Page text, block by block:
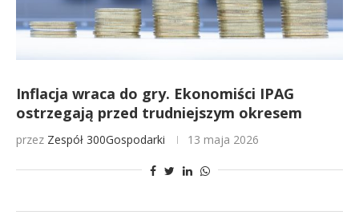
Inflacja wraca do gry. Ekonomiści IPAG
ostrzegają przed trudniejszym okresem
przez Zespół 300Gospodarki 13 maja 2026